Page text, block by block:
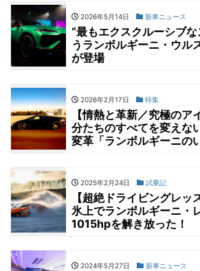
2026年5月14日 新車ニュース
“最もエクスクルーシブ
うランボルギーニ・ウル
が登場
2026年2月17日 特集
【情熱と革新／究極のア
分たちのすべてを変えな
変革「ランボルギーニの
2025年2月24日 試乗記
【超絶ドライビングレッ
氷上でランボルギーニ・
1015hpを解き放った！
2024年5月27日 新車ニュース